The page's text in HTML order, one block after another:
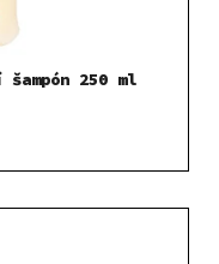
250 ml